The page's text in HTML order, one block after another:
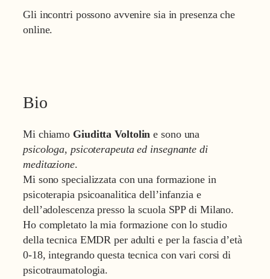
Gli incontri possono avvenire sia in presenza che
online.
Bio
Mi chiamo Giuditta Voltolin e sono una
psicologa, psicoterapeuta ed insegnante di
meditazione.
Mi sono specializzata con una formazione in
psicoterapia psicoanalitica dell’infanzia e
dell’adolescenza presso la scuola SPP di Milano.
Ho completato la mia formazione con lo studio
della tecnica EMDR per adulti e per la fascia d’età
0-18, integrando questa tecnica con vari corsi di
psicotraumatologia.